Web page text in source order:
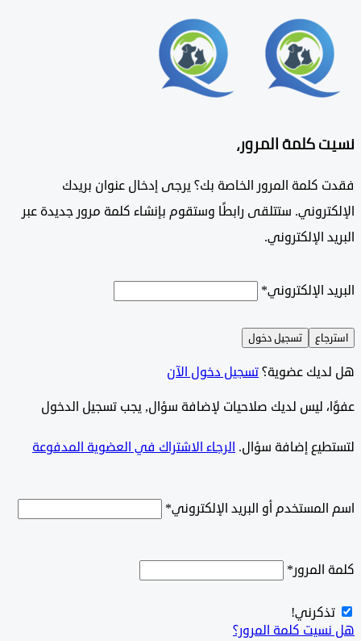
كلمة المرور،
كلمة المرور الخاصة بك؟ يرجى إدخال عنوان بريدك
ستتلقى رابطًا وستقوم بإنشاء كلمة مرور جديدة عبر
الإلكتروني.
الإلكتروني*
تسجيل دخول
عضوية؟تسجيل دخول الآن
ليس لديك صلاحيات لإضافة سؤال, يجب تسجيل الدخول
إضافة سؤال.الرجاء الاشتراك في العضوية المدفوعة
أو البريد الإلكتروني*
*
كلمة المرور؟